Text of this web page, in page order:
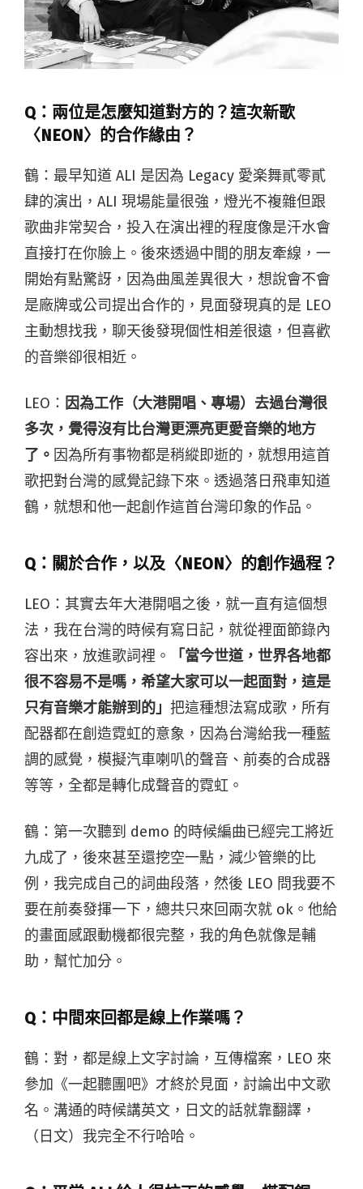
Q： 兩位是怎麼知道對方的？這次新歌
〈NEON〉的合作緣由？
鶴：最早知道 ALI 是因為 Legacy 愛楽舞貳零貳
肆的演出，ALI 現場能量很強，燈光不複雜但跟
歌曲非常契合，投入在演出裡的程度像是汗水會
直接打在你臉上。後來透過中間的朋友牽線，一
開始有點驚訝，因為曲風差異很大，想說會不會
是廠牌或公司提出合作的，見面發現真的是 LEO
主動想找我，聊天後發現個性相差很遠，但喜歡
的音樂卻很相近。
LEO： 因為工作（大港開唱、專場）去過台灣很
多次，覺得沒有比台灣更漂亮更愛音樂的地方
了。 因為所有事物都是稍縱即逝的，就想用這首
歌把對台灣的感覺記錄下來。透過落日飛車知道
鶴，就想和他一起創作這首台灣印象的作品。
Q： 關於合作，以及〈NEON〉的創作過程？
LEO：其實去年大港開唱之後，就一直有這個想
法，我在台灣的時候有寫日記，就從裡面節錄內
容出來，放進歌詞裡。
「當今世道，世界各地都
很不容易不是嗎，希望大家可以一起面對，這是
只有音樂才能辦到的」 把這種想法寫成歌，所有
配器都在創造霓虹的意象，因為台灣給我一種藍
調的感覺，模擬汽車喇叭的聲音、前奏的合成器
等等，全都是轉化成聲音的霓虹。
鶴：第一次聽到 demo 的時候編曲已經完工將近
九成了，後來甚至還挖空一點，減少管樂的比
例，我完成自己的詞曲段落，然後 LEO 問我要不
要在前奏發揮一下，總共只來回兩次就 ok。他給
的畫面感跟動機都很完整，我的角色就像是輔
助，幫忙加分。
Q：中間來回都是線上作業嗎？
鶴：對，都是線上文字討論，互傳檔案，LEO 來
參加《一起聽團吧》才終於見面，討論出中文歌
名。溝通的時候講英文，日文的話就靠翻譯，
（日文）我完全不行哈哈。